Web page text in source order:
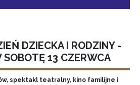
DZIECKA I RODZINY -
SOBOTĘ 13 CZERWCA
spektakl teatralny, kino familijne i